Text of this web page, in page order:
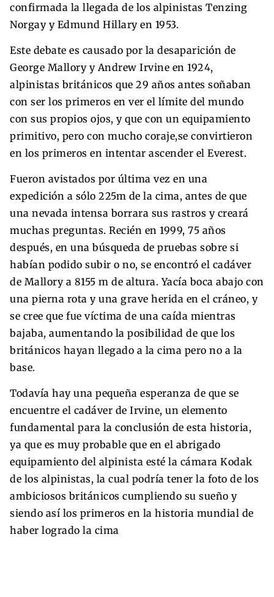
confirmada la llegada de los alpinistas Tenzing
Norgay y Edmund Hillary en 1953.
Este debate es causado por la desaparición de
George Mallory y Andrew Irvine en 1924,
alpinistas británicos que 29 años antes soñaban
con ser los primeros en ver el límite del mundo
con sus propios ojos, y que con un equipamiento
primitivo, pero con mucho coraje,se convirtieron
en los primeros en intentar ascender el Everest.
Fueron avistados por última vez en una
expedición a sólo 225m de la cima, antes de que
una nevada intensa borrara sus rastros y creará
muchas preguntas. Recién en 1999, 75 años
después, en una búsqueda de pruebas sobre si
habían podido subir o no, se encontró el cadáver
de Mallory a 8155 m de altura. Yacía boca abajo con
una pierna rota y una grave herida en el cráneo, y
se cree que fue víctima de una caída mientras
bajaba, aumentando la posibilidad de que los
británicos hayan llegado a la cima pero no a la
base.
Todavía hay una pequeña esperanza de que se
encuentre el cadáver de Irvine, un elemento
fundamental para la conclusión de esta historia,
ya que es muy probable que en el abrigado
equipamiento del alpinista esté la cámara Kodak
de los alpinistas, la cual podría tener la foto de los
ambiciosos británicos cumpliendo su sueño y
siendo así los primeros en la historia mundial de
haber logrado la cima